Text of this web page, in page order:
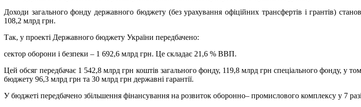
Доходи загального фонду державного бюджету (без урахування офіційних трансфертів і грантів)
108,2 млрд грн.
Так, у проекті Державного бюджету України передбачено:
сектор оборони і безпеки – 1 692,6 млрд грн. Це складає 21,6 % ВВП.
Цей обсяг передбачає 1 542,8 млрд грн коштів загального фонду, 119,8 млрд грн спеціального фонду, у
бюджету 96,3 млрд грн та 30 млрд грн державні гарантії.
У бюджеті передбачено збільшення фінансування на розвиток оборонно– промислового комплексу у 7